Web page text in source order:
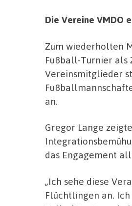
Die Vereine VMDO
Zum wiederholten
Fußball-Turnier als
Vereinsmitglieder
an.
Gregor Lange
das Engagement
„Ich sehe diese
Flüchtlingen an.